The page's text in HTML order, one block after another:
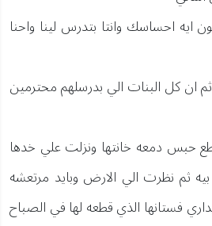
ايه احساسك وانتا بتدرس لينا واحنا
ثم ان كل البنات الي بدرسلهم محترمين
حبس دمعه خانتها ونزلت علي خدها
ثم نظرت الي الارض وبايد مرتعشه
فستانها الذي قطعه لها في الصباح